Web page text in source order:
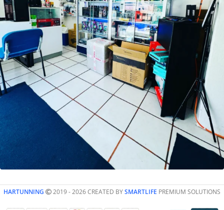
HARTUNNING 2019 - 2026 CREATED BYSMARTLIFE PREMIUM SOLUTIONS